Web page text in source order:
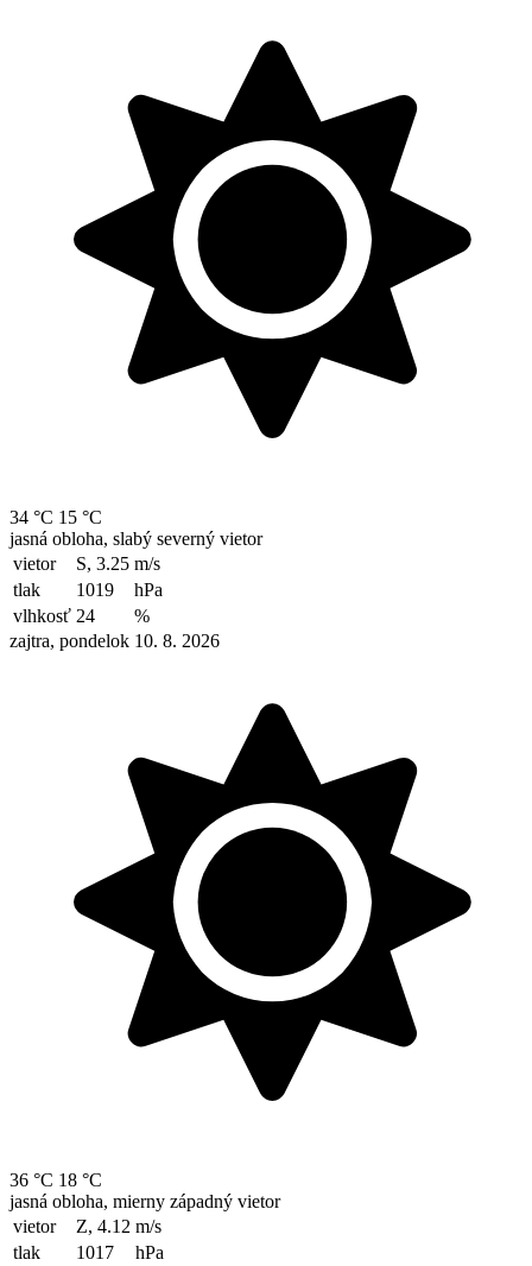
34 °C 15 °C
jasná obloha, slabý severný vietor
vietor
S, 3.25 m/s
tlak
1019
hPa
vlhkosť 24
%
zajtra, pondelok 10. 8. 2026
36 °C 18 °C
jasná obloha, mierny západný vietor
vietor
Z, 4.12 m/s
tlak
1017
hPa